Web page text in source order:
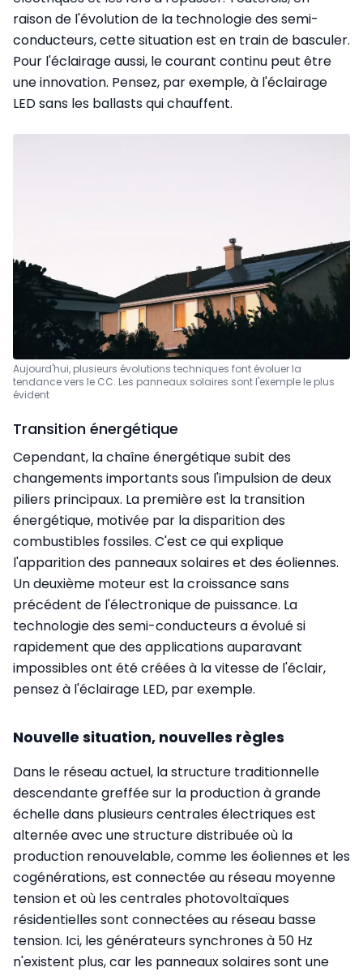
raison de l'évolution de la technologie des semi-
conducteurs, cette situation est en train de basculer.
Pour l'éclairage aussi, le courant continu peut être
une innovation. Pensez, par exemple, à l'éclairage
LED sans les ballasts qui chauffent.
Aujourd'hui, plusieurs évolutions techniques font évoluer la
tendance vers le CC. Les panneaux solaires sont l'exemple le plus
évident
Transition énergétique
Cependant, la chaîne énergétique subit des
changements importants sous l'impulsion de deux
piliers principaux. La première est la transition
énergétique, motivée par la disparition des
combustibles fossiles. C'est ce qui explique
l'apparition des panneaux solaires et des éoliennes.
Un deuxième moteur est la croissance sans
précédent de l'électronique de puissance. La
technologie des semi-conducteurs a évolué si
rapidement que des applications auparavant
impossibles ont été créées à la vitesse de l'éclair,
pensez à l'éclairage LED, par exemple.
Nouvelle situation, nouvelles règles
Dans le réseau actuel, la structure traditionnelle
descendante greffée sur la production à grande
échelle dans plusieurs centrales électriques est
alternée avec une structure distribuée où la
production renouvelable, comme les éoliennes et les
cogénérations, est connectée au réseau moyenne
tension et où les centrales photovoltaïques
résidentielles sont connectées au réseau basse
tension. Ici, les générateurs synchrones à 50 Hz
n'existent plus, car les panneaux solaires sont une